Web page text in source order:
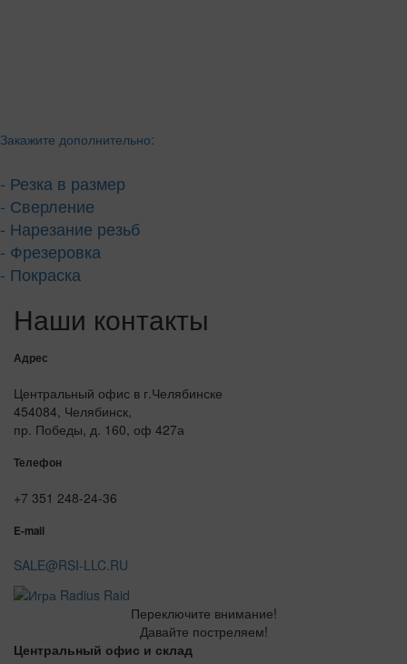
Закажите дополнительно:
- Резка в размер
- Сверление
- Нарезание резьб
- Фрезеровка
- Покраска
Наши контакты
Адрес
Центральный офис в г.Челябинске
454084, Челябинск,
пр. Победы, д. 160, оф 427а
Телефон
+7 351 248-24-36
E-mail
SALE@RSI-LLC.RU
Переключите внимание!
Давайте постреляем!
Центральный офис и склад